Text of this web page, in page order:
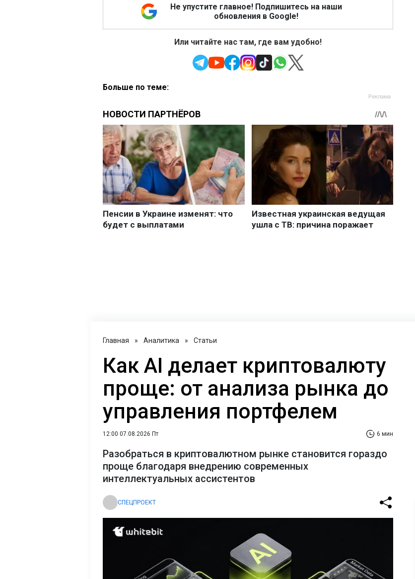
Не упустите главное! Подпишитесь на наши
обновления в Google!
Или читайте нас там, где вам удобно!
Больше по теме:
Главная » Аналитика » Статьи
Как AI делает криптовалюту
проще: от анализа рынка до
управления портфелем
12:00 07.08.2026 Пт 6 мин
Разобраться в криптовалютном рынке становится гораздо
проще благодаря внедрению современных
интеллектуальных ассистентов
СПЕЦПРОЕКТ